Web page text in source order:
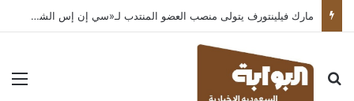
مارك فيلينتورف يتولى منصب العضو المنتدب لـ«سي إن إس الشرق الأوسط» ويشرف على شركات قطاع التكنولوجيا ضمن مجموعة غباش
بحث عن